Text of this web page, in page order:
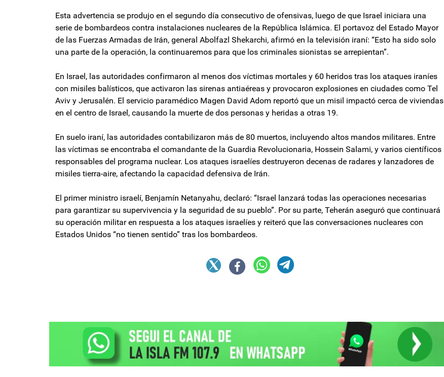
Esta advertencia se produjo en el segundo día consecutivo de ofensivas, luego de que Israel iniciara una
serie de bombardeos contra instalaciones nucleares de la República Islámica. El portavoz del Estado Mayor
de las Fuerzas Armadas de Irán, general Abolfazl Shekarchi, afirmó en la televisión iraní: “Esto ha sido solo
una parte de la operación, la continuaremos para que los criminales sionistas se arrepientan”.
En Israel, las autoridades confirmaron al menos dos víctimas mortales y 60 heridos tras los ataques iraníes
con misiles balísticos, que activaron las sirenas antiaéreas y provocaron explosiones en ciudades como Tel
Aviv y Jerusalén. El servicio paramédico Magen David Adom reportó que un misil impactó cerca de viviendas
en el centro de Israel, causando la muerte de dos personas y heridas a otras 19.
En suelo iraní, las autoridades contabilizaron más de 80 muertos, incluyendo altos mandos militares. Entre
las víctimas se encontraba el comandante de la Guardia Revolucionaria, Hossein Salami, y varios científicos
responsables del programa nuclear. Los ataques israelíes destruyeron decenas de radares y lanzadores de
misiles tierra-aire, afectando la capacidad defensiva de Irán.
El primer ministro israelí, Benjamín Netanyahu, declaró: “Israel lanzará todas las operaciones necesarias
para garantizar su supervivencia y la seguridad de su pueblo”. Por su parte, Teherán aseguró que continuará
su operación militar en respuesta a los ataques israelíes y reiteró que las conversaciones nucleares con
Estados Unidos “no tienen sentido” tras los bombardeos.